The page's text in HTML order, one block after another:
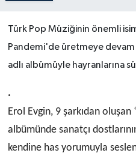
Türk Pop Müziğinin önemli
Pandemi'de üretmeye devam
adlı albümüyle hayranlarına
.
Erol Evgin, 9 şarkıdan
albümünde sanatçı
kendine has yorumuyla